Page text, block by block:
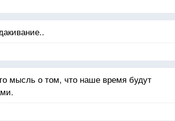
мысль о том, что наше время будут